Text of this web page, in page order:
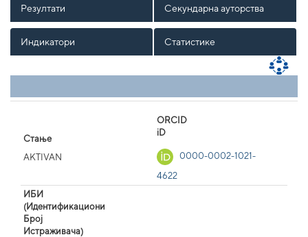
Резултати Секундарна ауторства
Индикатори Статистике
Стање
AKTIVAN
ORCID
iD
0000-0002-1021-
4622
ИБИ
(Идентификациони
Број
Истраживача)